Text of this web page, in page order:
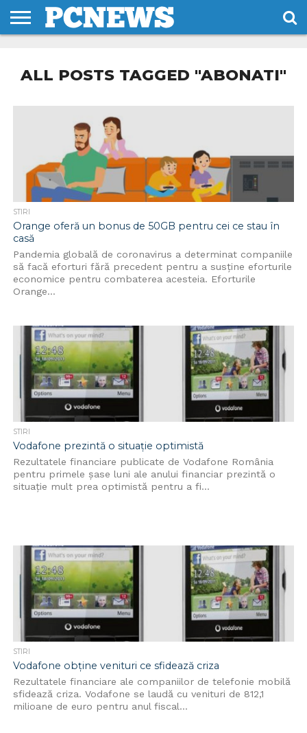
NOI
SI
CONDITII
ALL POSTS TAGGED "ABONATI"
STIRI
Orange oferă un bonus de 50GB pentru cei ce stau în
casă
Pandemia globală de coronavirus a determinat companiile
să facă eforturi fără precedent pentru a susține eforturile
economice pentru combaterea acesteia. Eforturile
Orange...
STIRI
Vodafone prezintă o situație optimistă
Rezultatele financiare publicate de Vodafone România
pentru primele șase luni ale anului financiar prezintă o
situație mult prea optimistă pentru a fi...
STIRI
Vodafone obține venituri ce sfidează criza
Rezultatele financiare ale companiilor de telefonie mobilă
sfidează criza. Vodafone se laudă cu venituri de 812,1
milioane de euro pentru anul fiscal...